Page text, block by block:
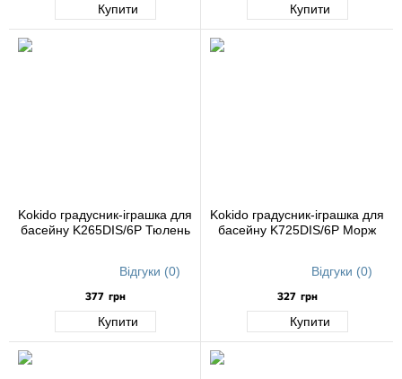
Купити Купити
Kokido градусник-іграшка для
басейну K265DIS/6P Тюлень
Відгуки (0)
377 грн
Купити
Kokido градусник-іграшка для
басейну K725DIS/6P Морж
Відгуки (0)
327 грн
Купити